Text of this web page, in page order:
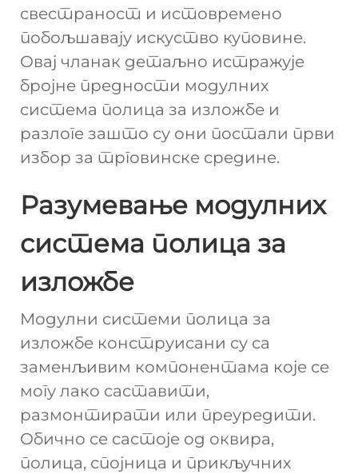
свестраност и истовремено
побољшавају искуство куповине.
Овај чланак детаљно истражује
бројне предности модулних
система полица за изложбе и
разлоге зашто су они постали први
избор за трговинске средине.
Разумевање модулних
система полица за
изложбе
Модулни системи полица за
изложбе конструисани су са
заменљивим компонентама које се
могу лако саставити,
размонтирати или преуредити.
Обично се састоје од оквира,
полица, спојница и прикључних